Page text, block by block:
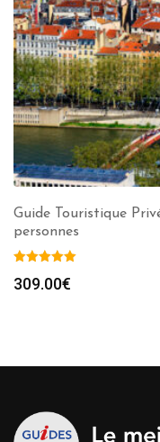
Guide Touristique
personnes
309.00€